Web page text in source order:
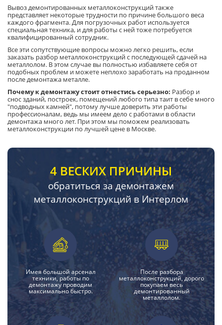
Вывоз демонтированных металлоконструкций также
представляет некоторые трудности по причине большого веса
каждого фрагмента. Для погрузочных работ используется
специальная техника, и для работы с ней тоже потребуется
квалифицированный сотрудник.
Все эти сопутствующие вопросы можно легко решить, если
заказать разбор металлоконструкций с последующей сдачей на
металлолом. В этом случае вы полностью избавляете себя от
подобных проблем и можете неплохо заработать на проданном
после демонтажа металле.
Почему к демонтажу стоит отнестись серьезно: Разбор и
снос зданий, построек, помещений любого типа таит в себе много
"подводных камней", потому лучше доверить эти работы
профессионалам, ведь мы имеем дело с работами в области
демонтажа много лет. При этом мы поможем реализовать
металлоконструкции по лучшей цене в Москве.
4 ВЕСКИХ ПРИЧИНЫ
обратиться за демонтажем
металлоконструкций в Интерлом
Имея большой арсенал
техники, работы по
демонтажу проводим
максимально быстро.
После разбора
металлоконструкций, дорого
покупаем весь
демонтированный
металлолом.